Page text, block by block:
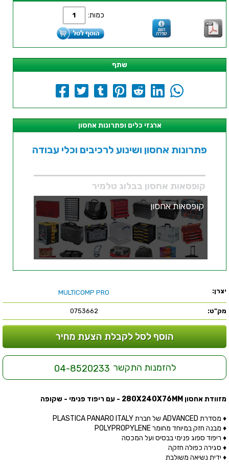
כמות:
שתף
ארגזי כלים ופתרונות אחסון
פתרונות אחסון ושינוע לרכיבים וכלי עבודה
קופסאות אחסון בבלוג טלמיר
קופסאות אחסון
יצרן: MULTICOMP PRO
מק"ט: 0753662
הוסף לסל לקבלת הצעת מחיר
להזמנות התקשר 04-8520233
מזוודת אחסון 280X240X76MM - עם ריפוד פנימי - שקופה
♦ מסדרת ADVANCED של חברת PLASTICA PANARO ITALY
♦ מבנה חזק במיוחד מחומר POLYPROPYLENE
♦ ריפוד ספוג פנימי בבסיס ועל המכסה
♦ סגירה כפולה חזקה
♦ ידית נשיאה משולבת